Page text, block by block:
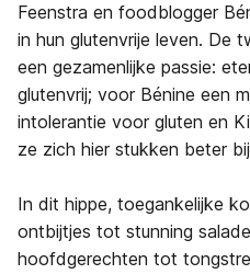
Feenstra en foodblogger
in hun glutenvrije leven. De
een gezamenlijke passie:
glutenvrij; voor Bénine een
intolerantie voor gluten en
ze zich hier stukken beter
In dit hippe, toegankelijke
ontbijtjes tot stunning
hoofdgerechten tot